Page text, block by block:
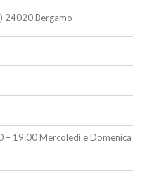
24020 Bergamo
– 19:00 Mercoledì e Domenica